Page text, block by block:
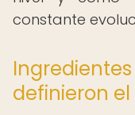
constante
definieron